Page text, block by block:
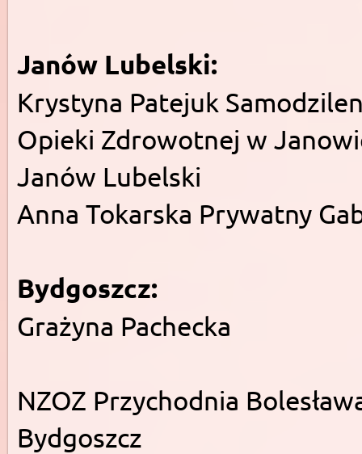
Janów Lubelski:
Krystyna Patejuk
Opieki Zdrowotnej w
Janów Lubelski
Anna Tokarska Prywatny
Bydgoszcz:
Grażyna Pachecka
NZOZ Przychodnia
Bydgoszcz